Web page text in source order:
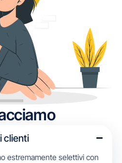
clienti
estremamente selettivi con